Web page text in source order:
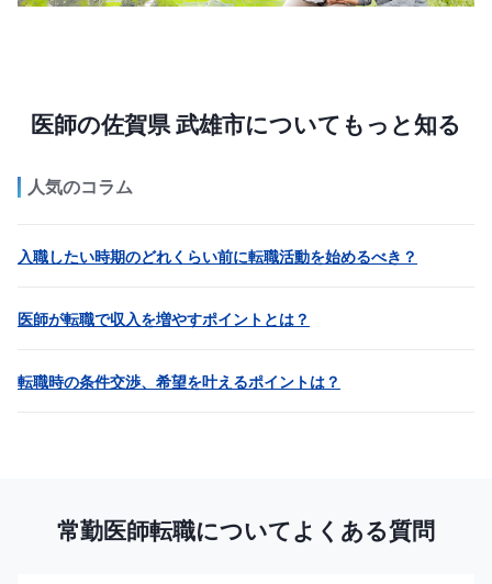
医師の佐賀県 武雄市についてもっと知る
人気のコラム
入職したい時期のどれくらい前に転職活動を始めるべき？
医師が転職で収入を増やすポイントとは？
転職時の条件交渉、希望を叶えるポイントは？
常勤医師転職についてよくある質問